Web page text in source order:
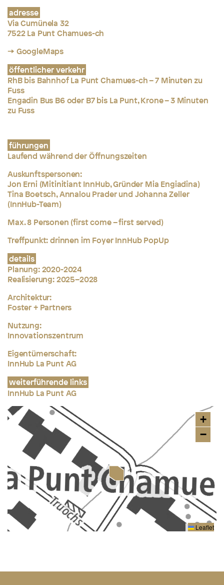
adresse
Via Cumünela 32
7522 La Punt Chamues-ch
→ GoogleMaps
öffentlicher verkehr
RhB bis Bahnhof La Punt Chamues-ch – 7 Minuten zu
Fuss
Engadin Bus B6 oder B7 bis La Punt, Krone – 3 Minuten
zu Fuss
führungen
Laufend während der Öffnungszeiten
Auskunftspersonen:
Jon Erni (Mitinitiant InnHub, Gründer Mia Engiadina)
Tina Boetsch, Annalou Prader und Johanna Zeller
(InnHub-Team)
Max. 8 Personen (first come – first served)
Treffpunkt: drinnen im Foyer InnHub PopUp
details
Planung: 2020-2024
Realisierung: 2025–2028
Architektur:
Foster + Partners
Nutzung:
Innovationszentrum
Eigentümerschaft:
InnHub La Punt AG
weiterführende links
InnHub La Punt AG
+
−
Leaflet